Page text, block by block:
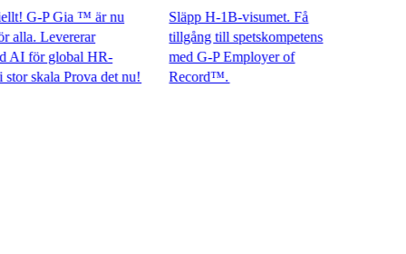
P Gia ™ är nu
Levererar
global HR-
Prova det nu!​​
Släpp H-1B-visumet. Få
tillgång till spetskompetens
med G-P Employer of
Record™.​​